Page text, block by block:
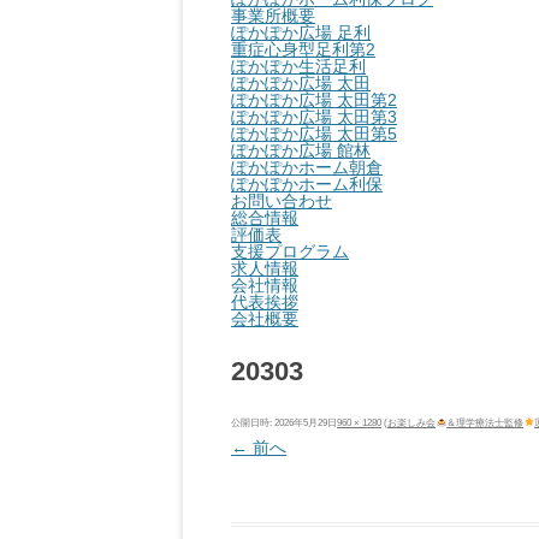
事業所概要
ぽかぽか広場 足利
重症心身型足利第2
ぽかぽか生活足利
ぽかぽか広場 太田
ぽかぽか広場 太田第2
ぽかぽか広場 太田第3
ぽかぽか広場 太田第5
ぽかぽか広場 館林
ぽかぽかホーム朝倉
ぽかぽかホーム利保
お問い合わせ
総合情報
評価表
支援プログラム
求人情報
会社情報
代表挨拶
会社概要
20303
公開日時: 2026年5月29日 960 × 1280 (お楽しみ会 ＆理学療法士監修
← 前へ